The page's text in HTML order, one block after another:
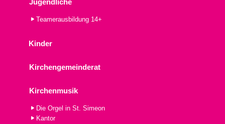
Jugendliche
Teamerausbildung 14+
Kinder
Kirchengemeinderat
Kirchenmusik
Die Orgel in St. Simeon
Kantor